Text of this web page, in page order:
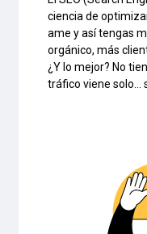
ciencia de
ame y así tengas
orgánico, más
¿Y lo mejor? No
tráfico viene solo…